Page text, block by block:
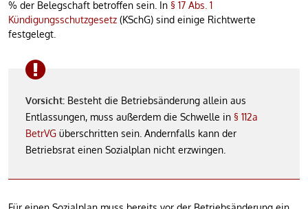
% der Belegschaft betroffen sein. In § 17 Abs. 1
Kündigungsschutzgesetz (KSchG) sind einige Richtwerte
festgelegt.
Vorsicht: Besteht die Betriebsänderung allein aus
Entlassungen, muss außerdem die Schwelle in § 112a
BetrVG überschritten sein. Andernfalls kann der
Betriebsrat einen Sozialplan nicht erzwingen.